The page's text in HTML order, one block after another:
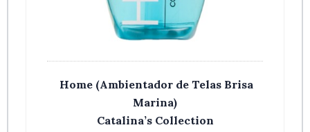
Home (Ambientador de Telas Brisa
Marina)
Catalina’s Collection